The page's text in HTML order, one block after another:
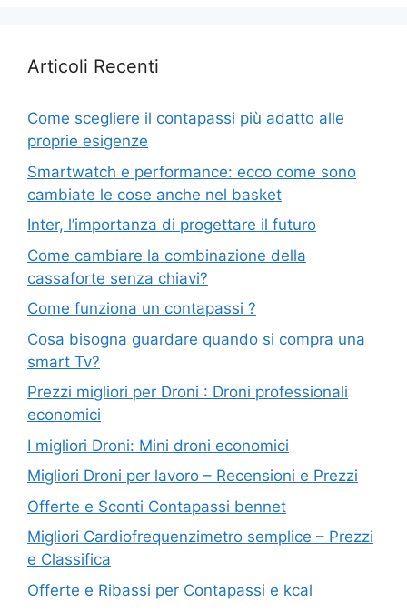
Articoli Recenti
Come scegliere il contapassi più adatto alle
proprie esigenze
Smartwatch e performance: ecco come sono
cambiate le cose anche nel basket
Inter, l’importanza di progettare il futuro
Come cambiare la combinazione della
cassaforte senza chiavi?
Come funziona un contapassi ?
Cosa bisogna guardare quando si compra una
smart Tv?
Prezzi migliori per Droni : Droni professionali
economici
I migliori Droni: Mini droni economici
Migliori Droni per lavoro – Recensioni e Prezzi
Offerte e Sconti Contapassi bennet
Migliori Cardiofrequenzimetro semplice – Prezzi
e Classifica
Offerte e Ribassi per Contapassi e kcal